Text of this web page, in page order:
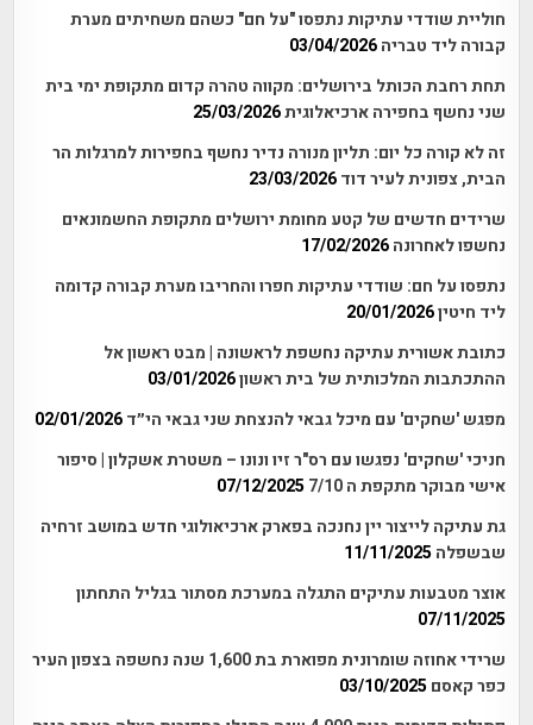
חוליית שודדי עתיקות נתפסו "על חם" כשהם משחיתים מערת
קבורה ליד טבריה 03/04/2026
תחת רחבת הכותל בירושלים: מקווה טהרה קדום מתקופת ימי בית
שני נחשף בחפירה ארכיאלוגית25/03/2026
זה לא קורה כל יום: תליון מנורה נדיר נחשף בחפירות למרגלות הר
הבית, צפונית לעיר דוד 23/03/2026
שרידים חדשים של קטע מחומת ירושלים מתקופת החשמונאים
נחשפו לאחרונה 17/02/2026
נתפסו על חם: שודדי עתיקות חפרו והחריבו מערת קבורה קדומה
ליד חיטין20/01/2026
כתובת אשורית עתיקה נחשפת לראשונה | מבט ראשון אל
ההתכתבות המלכותית של בית ראשון03/01/2026
מפגש 'שחקים' עם מיכל גבאי להנצחת שני גבאי הי״ד 02/01/2026
חניכי 'שחקים' נפגשו עם רס"ר זיו ונונו – משטרת אשקלון | סיפור
אישי מבוקר מתקפת ה 7/10
07/12/2025
גת עתיקה לייצור יין נחנכה בפארק ארכיאולוגי חדש במושב זרחיה
שבשפלה 11/11/2025
אוצר מטבעות עתיקים התגלה במערכת מסתור בגליל התחתון
07/11/2025
שרידי אחוזה שומרונית מפוארת בת 1,600 שנה נחשפה בצפון העיר
כפר קאסם 03/10/2025